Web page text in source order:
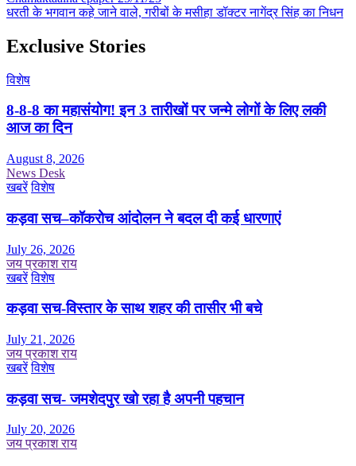
navigation
धरती के भगवान कहे जाने वाले, गरीबों के मसीहा डॉक्टर नागेंद्र सिंह का निधन
Exclusive Stories
विशेष
8-8-8 का महासंयोग! इन 3 तारीखों पर जन्मे लोगों के लिए लकी
आज का दिन
August 8, 2026
News Desk
खबरें विशेष
कड़वा सच–कॉकरोच आंदोलन ने बदल दी कई धारणाएं
July 26, 2026
जय प्रकाश राय
खबरें विशेष
कड़वा सच-विस्तार के साथ शहर की तासीर भी बचे
July 21, 2026
जय प्रकाश राय
खबरें विशेष
कड़वा सच- जमशेदपुर खो रहा है अपनी पहचान
July 20, 2026
जय प्रकाश राय